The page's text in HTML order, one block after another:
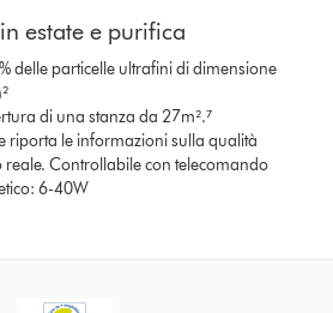
estate e purifica
delle particelle ultrafini di dimensione
di una stanza da 27m².⁷
riporta le informazioni sulla qualità
reale. Controllabile con telecomando
6-40W